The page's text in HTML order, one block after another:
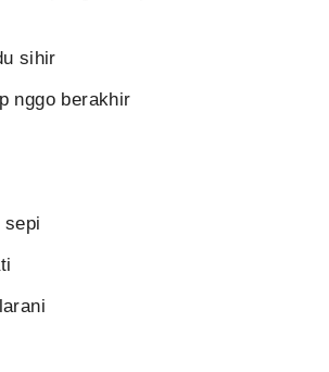
sihir
nggo berakhir
sepi